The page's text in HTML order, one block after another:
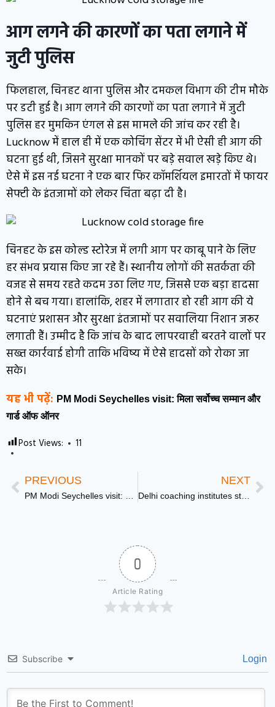
आग लगने की कारणों का पता लगाने में
जुटी पुलिस
फिलहाल, चिनहट थाना पुलिस और दमकल विभाग की टीम मौके
पर डटी हुई है। आग लगने की कारणों का पता लगाने में जुटी
पुलिस हर मुमकिन एंगल से इस मामले की जांच कर रही है।
Lucknow में हाल ही में एक कोचिंग सेंटर में भी ऐसी ही आग की
घटना हुई थी, जिसने सुरक्षा मानकों पर बड़े सवाल खड़े किए थे।
ऐसे में इस नई घटना ने एक बार फिर कॉमर्शियल इमारतों में फायर
सेफ्टी के इंतजामों को लेकर चिंता बढ़ा दी है।
चिनहट के इस कोल्ड स्टोरेज में लगी आग पर काबू पाने के लिए
हर संभव प्रयास किए जा रहे हैं। स्थानीय लोगों की सतर्कता की
वजह से समय रहते कदम उठा लिए गए, जिससे एक बड़ा हादसा
होने से बच गया। हालांकि, शहर में लगातार हो रही आग की ये
घटनाएं प्रशासन और सुरक्षा इंतजामों पर सवालिया निशान जरूर
लगाती हैं। उम्मीद है कि जांच के बाद लापरवाही बरतने वालों पर
सख्त कार्रवाई होगी ताकि भविष्य में ऐसे हादसों को रोका जा
सके।
यह भी पढ़ें: PM Modi Seychelles visit: मिला सर्वोच्च सम्मान और
गार्ड ऑफ ऑनर
Post Views: 11
PREVIOUS
PM Modi Seychelles visit: मिला सर्वोच्च सम्मान और गार्ड ऑफ ऑनर
NEXT
Delhi coaching institutes strict action: सुरक्षा नियमों की अनदेखी करने पर होगी कार्रवाई, सरकार जल्द लाएगी सख्त कानून- CM Rekha Gupta
0
Article Rating
Subscribe Login